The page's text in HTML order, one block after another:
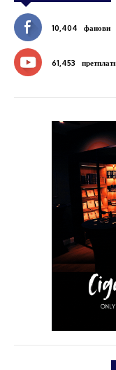
10,404 фанови
61,453